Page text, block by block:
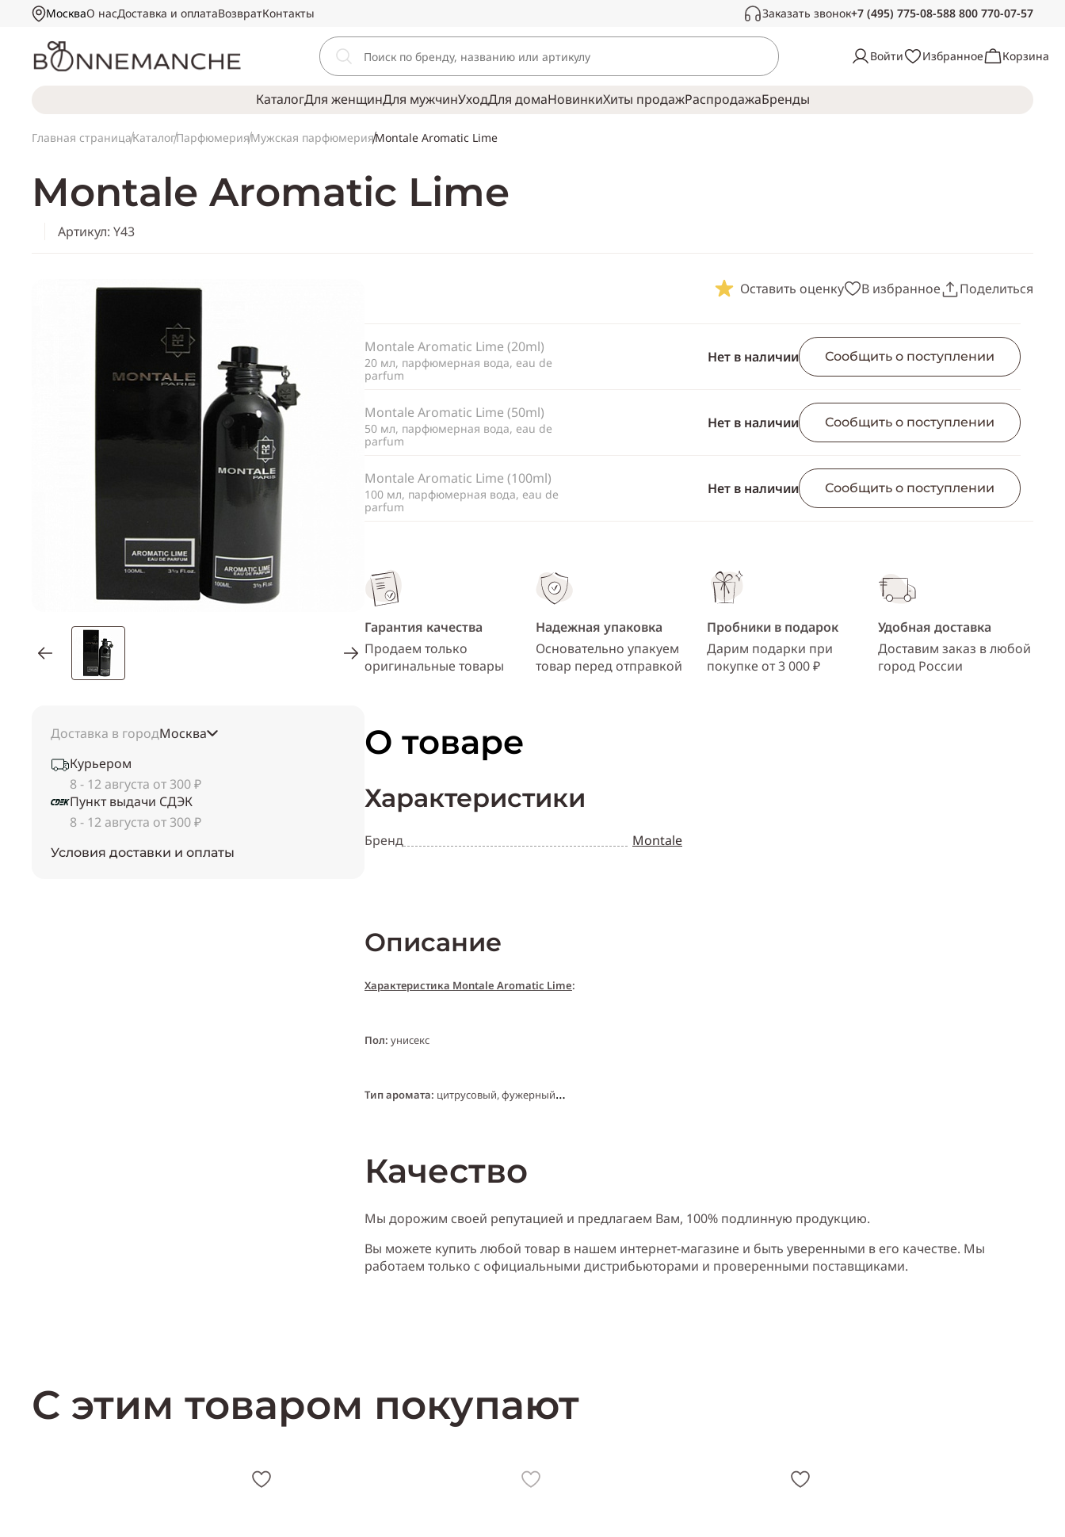
МоскваО насДоставка и оплатаВозвратКонтакты Заказать звонок+7 (495) 775-08-588 800 770-07-57
Связаться с нами
ответим на ваши вопросы
Войти Избранное Корзина
КаталогДля женщинДля мужчинУходДля домаНовинкиХиты продажРаспродажаБрeнды
Главная страницаКаталогПарфюмерияМужская парфюмерияMontale Aromatic Lime
Montale Aromatic Lime
Артикул: Y43
Доставка в городМосква
Курьером
8 - 12 августа от 300 ₽
Пункт выдачи СДЭК
8 - 12 августа от 300 ₽
Условия доставки и оплаты
Оставить оценку В избранное Поделиться
Скопировать
ссылку
WhatsApp
Viber
Одноклассники
Montale Aromatic Lime (20ml)
20 мл, парфюмерная вода, eau de
parfum
Нет в наличии Сообщить о поступлении
Montale Aromatic Lime (50ml)
50 мл, парфюмерная вода, eau de
parfum
Нет в наличии Сообщить о поступлении
Montale Aromatic Lime (100ml)
100 мл, парфюмерная вода, eau de
parfum
Нет в наличии Сообщить о поступлении
Гарантия качества
Продаем только
оригинальные товары
Надежная упаковка
Основательно упакуем
товар перед отправкой
Пробники в подарок
Дарим подарки при
покупке от 3 000 ₽
Удобная доставка
Доставим заказ в любой
город России
О товаре
Характеристики
Бренд Montale
Описание
Характеристика Montale Aromatic Lime:
Пол: унисекс
Тип аромата: цитрусовый, фужерный
Производитель: Франция (France)
Качество
Мы дорожим своей репутацией и предлагаем Вам, 100% подлинную продукцию.
Вы можете купить любой товар в нашем интернет-магазине и быть уверенными в его качестве. Мы
работаем только с официальными дистрибьюторами и проверенными поставщиками.
С этим товаром покупают